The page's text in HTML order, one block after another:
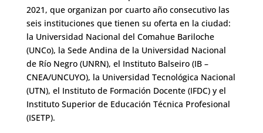
2021, que organizan por cuarto año consecutivo las
seis instituciones que tienen su oferta en la ciudad:
la Universidad Nacional del Comahue Bariloche
(UNCo), la Sede Andina de la Universidad Nacional
de Río Negro (UNRN), el Instituto Balseiro (IB –
CNEA/UNCUYO), la Universidad Tecnológica Nacional
(UTN), el Instituto de Formación Docente (IFDC) y el
Instituto Superior de Educación Técnica Profesional
(ISETP).